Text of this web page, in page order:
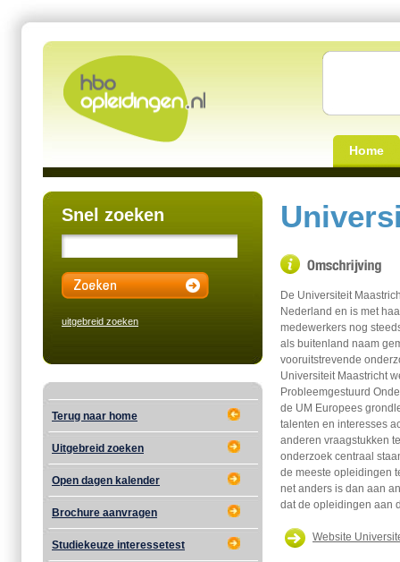
Home
Snel zoeken
uitgebreid zoeken
Terug naar home
Uitgebreid zoeken
Open dagen kalender
Brochure aanvragen
Studiekeuze interessetest
De Universiteit
Nederland en is met
medewerkers nog
als buitenland naam
vooruitstrevende
Universiteit Maastricht
Probleemgestuurd
de UM Europees
talenten en interesses
anderen vraagstukken
onderzoek centraal
de meeste opleidingen
net anders is dan aan
dat de opleidingen aan
Website